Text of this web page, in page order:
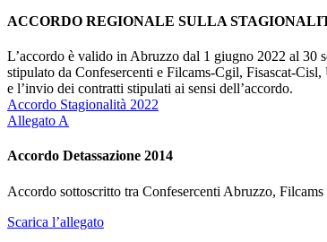
ACCORDO REGIONALE SULLA
L’accordo è valido in Abruzzo dal 1 giugno 2022 al 30
stipulato da Confesercenti e Filcams-Cgil, Fisascat-
e l’invio dei contratti stipulati ai sensi dell’accordo.
Accordo Stagionalità 2022
Allegato A
Accordo Detassazione 2014
Accordo sottoscritto tra Confesercenti Abruzzo,
Scarica l’allegato